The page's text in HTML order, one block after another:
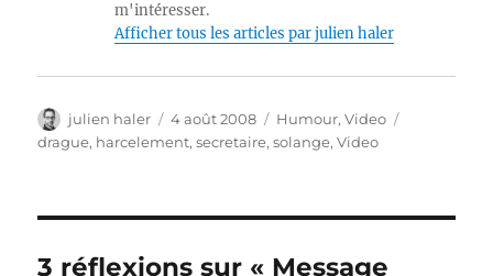
m'intéresser.
Afficher tous les articles par julien haler
Auteur
julien haler
Publié
le
4 août 2008 Catégories
Humour,Video
drague, harcelement,secretaire,solange,Video
3 réflexions sur « Message